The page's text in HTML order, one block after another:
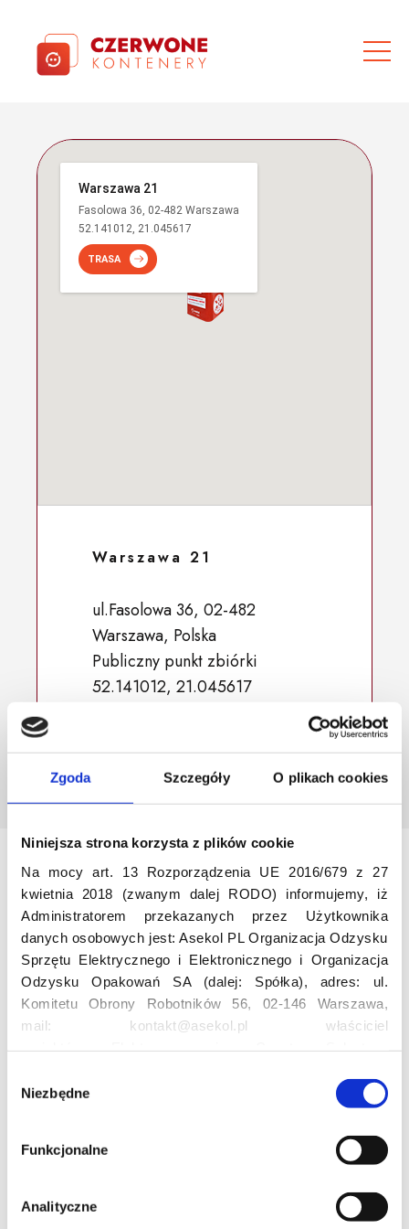
Zgoda Szczegóły O plikach cookies
Niniejsza strona korzysta z plików cookie
Na mocy art. 13 Rozporządzenia UE 2016/679 z 27
kwietnia 2018 (zwanym dalej RODO) informujemy, iż
Administratorem przekazanych przez Użytkownika
danych osobowych jest: Asekol PL Organizacja Odzysku
Sprzętu Elektrycznego i Elektronicznego i Organizacja
Odzysku Opakowań SA (dalej: Spółka), adres: ul.
Komitetu Obrony Robotników 56, 02-146 Warszawa,
mail: kontakt@asekol.pl właściciel
Asekolove. Administrator przetwarza następujące dane
osobowe Użytkowników: imię, nazwisko, adres e-mail,
numer telefonu, miasto, preferencje Użytkownika,
lokalizacja, obszar zainteresowania, dane przetwarzane
reklamowy Użytkownika, lokalizacja, identyfikator
urządzenia, data i godzina korzystania z serwisu, dane
Niezbędne
Funkcjonalne
Analityczne
Warszawa 21
Fasolowa 36, 02-482 Warszawa
52.141012, 21.045617
TRASA
Warszawa 21
ul.Fasolowa 36, 02-482
Warszawa, Polska
Publiczny punkt zbiórki
52.141012, 21.045617
Odwiedź nas
Edukacja
Projekt edukacyjny F(RE)Ecykling – FREEducation
Profesjonalna i Bezpieczna Utylizacja Elektroodpadów